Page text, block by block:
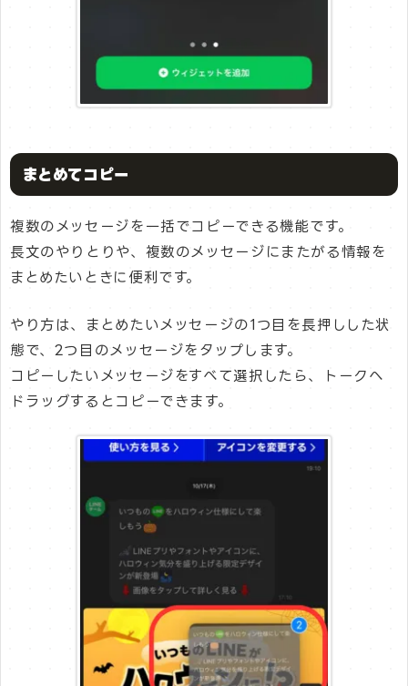
まとめてコピー
複数のメッセージを一括でコピーできる機能です。
長文のやりとりや、複数のメッセージにまたがる情報を
まとめたいときに便利です。
やり方は、まとめたいメッセージの1つ目を長押しした状
態で、2つ目のメッセージをタップします。
コピーしたいメッセージをすべて選択したら、トークへ
ドラッグするとコピーできます。